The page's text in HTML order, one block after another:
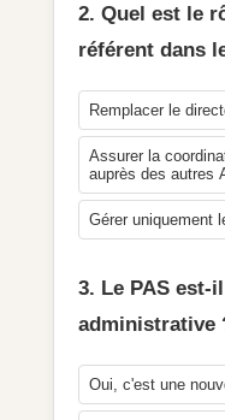
2. Quel est le
référent dans
Remplacer le
Assurer la
auprès des autres
Gérer uniquement
3. Le PAS est-
administrative
Oui, c'est une